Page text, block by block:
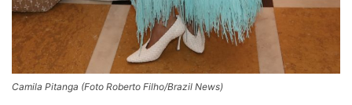
Camila Pitanga (Foto Roberto Filho/Brazil News)